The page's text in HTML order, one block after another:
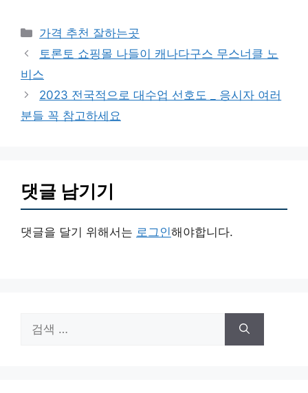
카
테
리
가격 추천 잘하는곳
토론토 쇼핑몰 나들이 캐나다구스 무스너클 노
비스
2023 전국적으로 대수업 선호도 _ 응시자 여러
분들 꼭 참고하세요
댓글 남기기
댓글을 달기 위해서는 로그인해야합니다.
색: